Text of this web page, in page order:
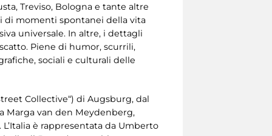
Treviso, Bologna e tante altre
di momenti spontanei della vita
universale. In altre, i dettagli
Piene di humor, scurrili,
sociali e culturali delle
Collective“) di Augsburg, dal
Marga van den Meydenberg,
è rappresentata da Umberto